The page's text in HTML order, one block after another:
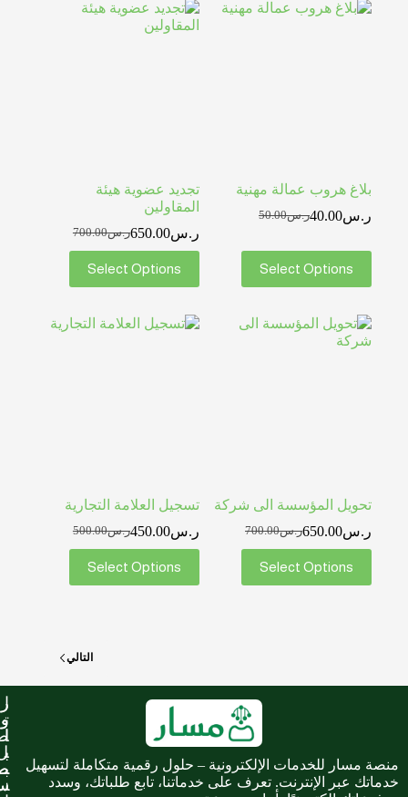
بلاغ هروب عمالة مهنية
ر.س50.00 ر.س40.00
Select Options
تجديد عضوية هيئة
المقاولين
ر.س700.00 ر.س650.00
Select Options
تحويل المؤسسة الى شركة
ر.س700.00 ر.س650.00
Select Options
تسجيل العلامة التجارية
ر.س500.00 ر.س450.00
Select Options
التالي
منصة مسار للخدمات الإلكترونية – حلول رقمية متكاملة لتسهيل
خدماتك عبر الإنترنت. تعرف على خدماتنا، تابع طلباتك، وسدد
ر
و
ا
ب
ر
و
ا
ب
ا
ت
ب
ن